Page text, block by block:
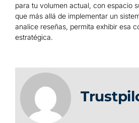
para tu volumen actual, con espacio
que más allá de implementar un
analice reseñas, permita exhibir esa
estratégica.